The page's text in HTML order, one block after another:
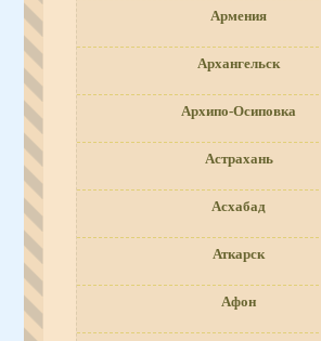
Армения
Архангельск
Архипо-Осиповка
Астрахань
Асхабад
Аткарск
Афон